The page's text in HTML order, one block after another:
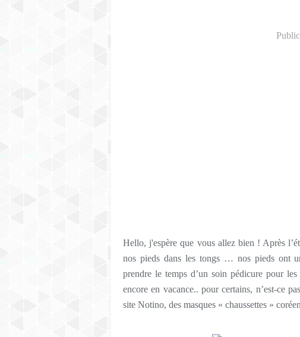
Hello, j'espère que vous allez bien ! Après
nos pieds dans les tongs … nos pieds ont
prendre le temps d’un soin pédicure pour
encore en vacance.. pour certains, n’est-ce
site Notino, des masques « chaussettes »